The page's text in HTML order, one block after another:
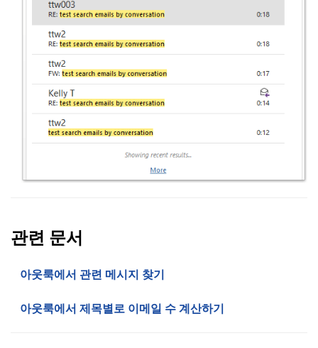
관련 문서
아웃룩에서 관련 메시지 찾기
아웃룩에서 제목별로 이메일 수 계산하기